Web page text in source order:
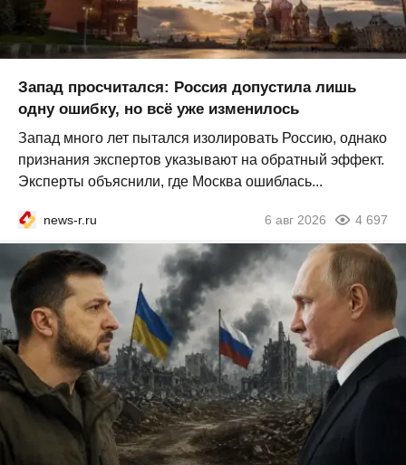
Запад просчитался: Россия допустила лишь
одну ошибку, но всё уже изменилось
Запад много лет пытался изолировать Россию, однако
признания экспертов указывают на обратный эффект.
Эксперты объяснили, где Москва ошиблась...
news-r.ru 6 авг 2026 4 697